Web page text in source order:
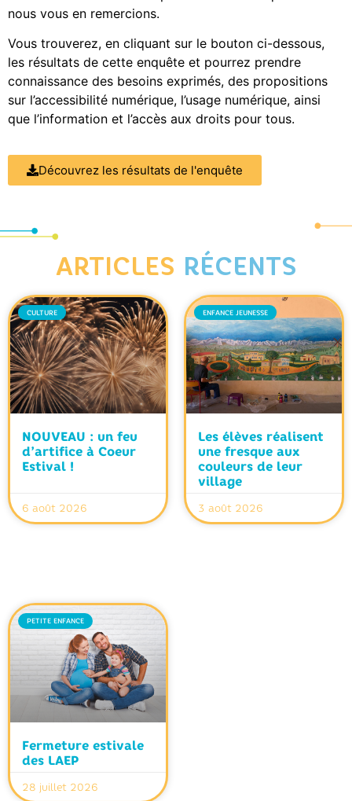
nous vous en remercions.
Vous trouverez, en cliquant sur le bouton ci-dessous,
les résultats de cette enquête et pourrez prendre
connaissance des besoins exprimés, des propositions
sur l’accessibilité numérique, l’usage numérique, ainsi
que l’information et l’accès aux droits pour tous.
Découvrez les résultats de l'enquête
ARTICLES RÉCENTS
CULTURE
NOUVEAU : un feu
d’artifice à Coeur
Estival !
6 août 2026
ENFANCE JEUNESSE
Les élèves réalisent
une fresque aux
couleurs de leur
village
3 août 2026
PETITE ENFANCE
Fermeture estivale
des LAEP
28 juillet 2026